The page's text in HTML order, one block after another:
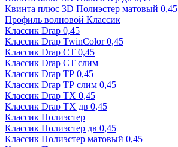
Квинта плюс 3D Полиэстер матовый 0,45
Профиль волновой Классик
Классик Drap 0,45
Классик Drap TwinColor 0,45
Классик Drap СТ 0,45
Классик Drap СТ слим
Классик Drap ТР 0,45
Классик Drap ТР слим 0,45
Классик Drap ТХ 0,45
Классик Drap ТХ дв 0,45
Классик Полиэстер
Классик Полиэстер дв 0,45
Классик Полиэстер матовый 0,45